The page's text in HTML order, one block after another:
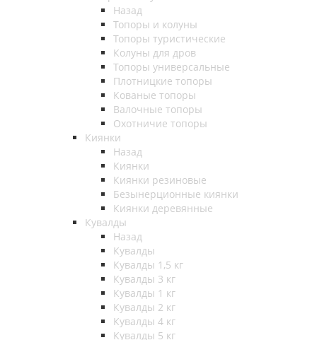
Назад
Топоры и колуны
Топоры туристические
Колуны для дров
Топоры универсальные
Плотницкие топоры
Кованые топоры
Валочные топоры
Охотничие топоры
Киянки
Назад
Киянки
Киянки резиновые
Безынерционные киянки
Киянки деревянные
Кувалды
Назад
Кувалды
Кувалды 1,5 кг
Кувалды 3 кг
Кувалды 1 кг
Кувалды 2 кг
Кувалды 4 кг
Кувалды 5 кг